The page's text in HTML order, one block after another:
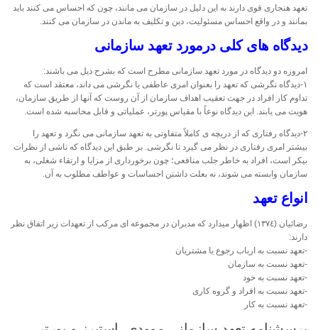
تعهد هنجاری قوی دارند به این دلیل در سازمان می مانند، چون که احساس می کنند باید
بمانند و در واقع احساس مسئولیت، دین و تکلیف به ماندن در سازمان می کنند.
دیدگاه های کلی درمورد تعهد سازمانی
امروزه دو دیدگاه در مورد تعهد سازمانی مطرح است که بشرح ذیل می باشند:
١-دیدگاه نگرشی که تعهد را بعنوان امری عاطفی یا نگرشی می داند، معتقد است که
تداوم کار افراد در جهت تعقیب اهداف سازمان از آن روست که آنها از طریق سازمان،
هویت می یابند. این دیدگاه نوعاً با مقیاس پورتر، عملیاتی و قابل محاسبه شده است.
٢-دیدگاه رفتاری که از دریچه ی کاملاً متفاوتی به تعهد سازمانی می نگرد و تعهد را
بیشتر امری رفتاری در نظر می گیرد تا نگرشی. بر طبق این دیدگاه که ناشی از نظرات
بیکر است، افراد به خاطر جلب منافعی؛ چون برخورداری از مزایا و ارتقاء شغلی، به
سازمان وابسته می شوند، نه بعلت داشتن احساسات و عواطف مطلوب به آن.
انواع تعهد
رضائیان (١٣٧٤) اظهار میدارد که مدیران در مجموعه ای مرکب از تعهدات زیر اتفاق نظر
دارند:
-تعهد نسبت به ارباب رجوع یا مشتریان
-تعهد نسبت به سازمان
-تعهد نسبت به خود
-تعهد نسبت به افراد و گروه کاری
-تعهد نسبت به کار